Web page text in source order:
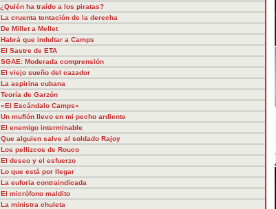
¿Quién ha traído a los piratas?
La cruenta tentación de la derecha
De Millet a Mellet
Habrá que indultar a Camps
El Sastre de ETA
SGAE: Moderada comprensión
El viejo sueño del cazador
La aspirina cubana
Teoría de Garzón
«El Escándalo Camps»
Un muflón llevo en mi pecho ardiente
El enemigo interminable
Que alguien salve al soldado Rajoy
Los pellizcos de Rouco
El deseo y el esfuerzo
Lo que está por llegar
La euforia contraindicada
El micrófono maldito
La ministra chuleta